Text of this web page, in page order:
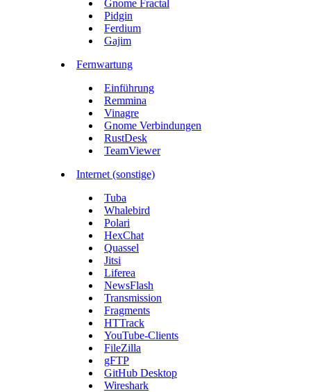
Gnome Fractal
Pidgin
Ferdium
Gajim
Fernwartung
Einführung
Remmina
Vinagre
Gnome Verbindungen
RustDesk
TeamViewer
Internet (sonstige)
Tuba
Whalebird
Polari
HexChat
Quassel
Jitsi
Liferea
NewsFlash
Transmission
Fragments
HTTrack
YouTube-Clients
FileZilla
gFTP
GitHub Desktop
Wireshark